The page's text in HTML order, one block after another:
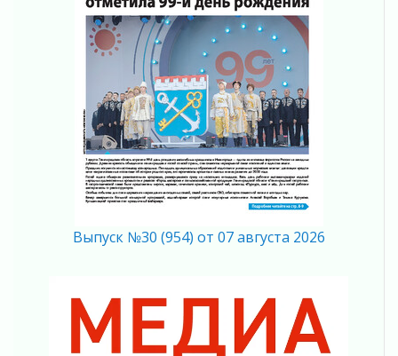
Никакого принуждения, только письменное
согласие
04 августа 2026
Без риска для здоровья и кошелька
04 августа 2026
Важная информация
04 августа 2026
Что делать со сбережениями
04 августа 2026
Награды нашли строителей
Ленобласть повышает производительность
Поддержка волонтерских объединений
03 августа 2026
Ладожский мост полностью закроют на два
Выпуск №30 (954) от 07 августа 2026